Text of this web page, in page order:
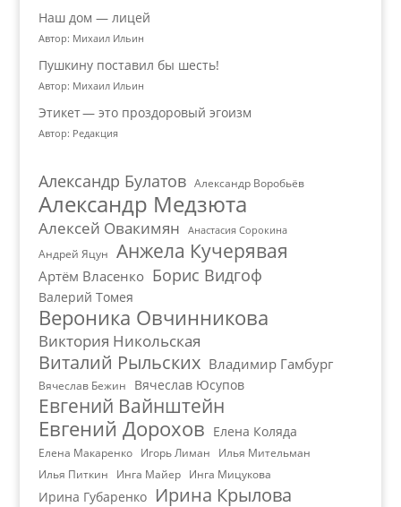
Наш дом — лицей
Автор: Михаил Ильин
Пушкину поставил бы шесть!
Автор: Михаил Ильин
Этикет — это проздоровый эгоизм
Автор: Редакция
Александр Булатов Александр Воробьёв
Александр Медзюта
Алексей Овакимян Анастасия Сорокина
Андрей Яцун Анжела Кучерявая
Артём Власенко Борис Видгоф
Валерий Томея
Вероника Овчинникова
Виктория Никольская
Виталий Рыльских Владимир Гамбург
Вячеслав Бежин Вячеслав Юсупов
Евгений Вайнштейн
Евгений Дорохов Елена Коляда
Елена Макаренко Игорь Лиман
Илья Мительман
Илья Питкин
Инга Майер Инга Мицукова
Ирина Губаренко Ирина Крылова